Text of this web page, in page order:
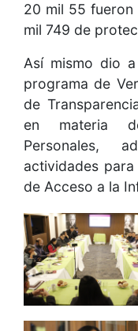
20 mil 55
mil 749 de
Así mismo dio
programa de
de
en materia
Personales,
actividades
de Acceso a la